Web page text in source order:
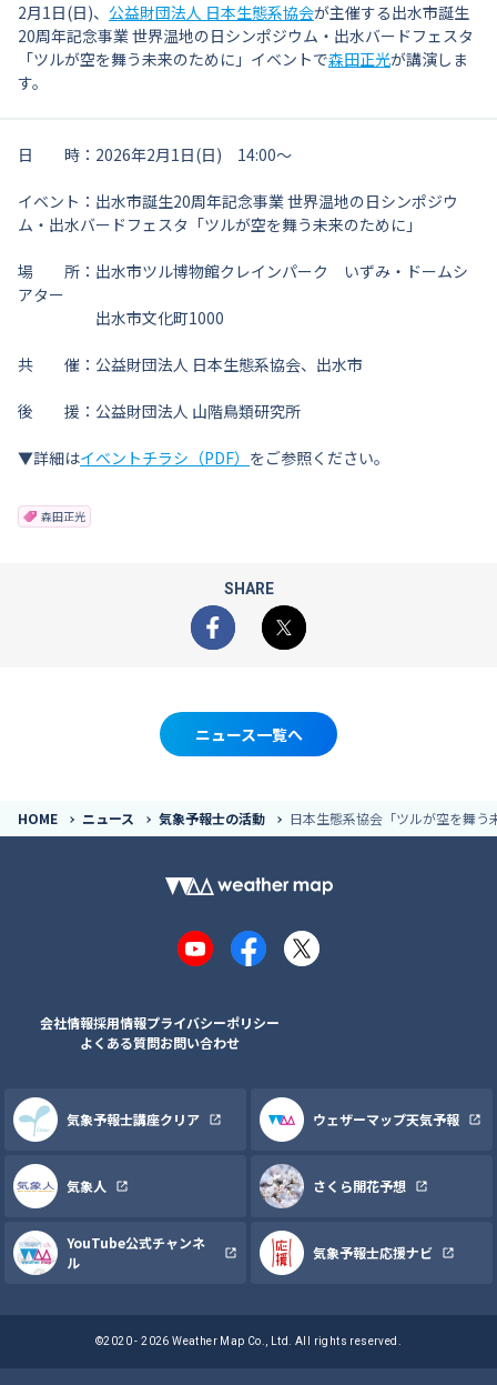
2月1日(日)、 公益財団法人 日本生態系協会が主催する出水市誕生
20周年記念事業 世界温地の日シンポジウム・出水バードフェスタ
「ツルが空を舞う未来のために」イベントで森田正光が講演しま
す。
日 時：2026年2月1日(日) 14:00〜
イベント：出水市誕生20周年記念事業 世界温地の日シンポジウ
ム・出水バードフェスタ「ツルが空を舞う未来のために」
場 所：出水市ツル博物館クレインパーク いずみ・ドームシ
アター
出水市文化町1000
共 催：公益財団法人 日本生態系協会、出水市
後 援：公益財団法人 山階鳥類研究所
▼詳細はイベントチラシ（PDF） をご参照ください。
森田正光
SHARE
Facebook
X
ニュース一覧へ
HOME ニュース 気象予報士の活動 日本生態系協会「ツルが空を舞
YouTubeFacebook
X
会社情報採用情報プライバシーポリシー
よくある質問お問い合わせ
気象予報士講座クリア ウェザーマップ天気予報
気象人 さくら開花予想
YouTube公式チャンネ
ル
気象予報士応援ナビ
©2020 - 2026 Weather Map Co., Ltd. All rights reserved.